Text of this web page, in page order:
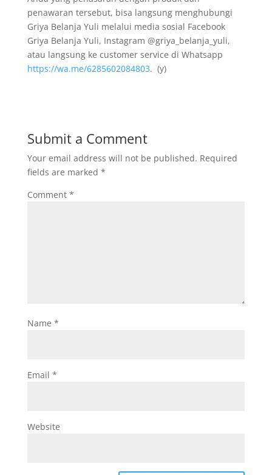
penawaran tersebut, bisa langsung menghubungi
Griya Belanja Yuli melalui media sosial Facebook
Griya Belanja Yuli, Instagram @griya_belanja_yuli,
atau langsung ke customer service di Whatsapp
https://wa.me/6285602084803. (y)
Submit a Comment
Your email address will not be published. Required
fields are marked *
Comment *
Name *
Email *
Website